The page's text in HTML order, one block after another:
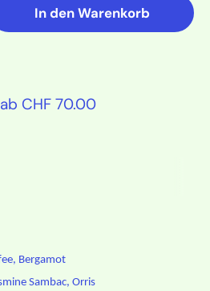
erhöhenIn den Warenkorb
CHF 70.00
Bergamot
Sambac, Orris